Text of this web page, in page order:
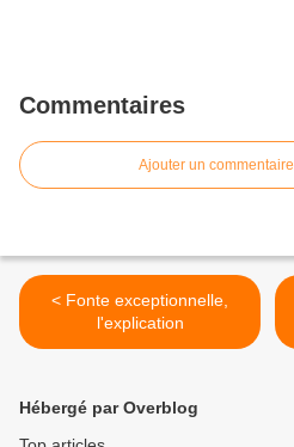
Commentaires
Ajouter un commentaire
< Fonte exceptionnelle,
l'explication
Hébergé par Overblog